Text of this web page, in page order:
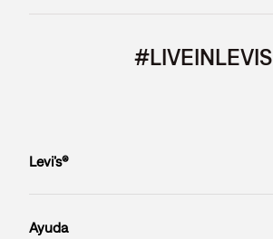
#LIVEINLEVIS
Levi’s®
Ayuda